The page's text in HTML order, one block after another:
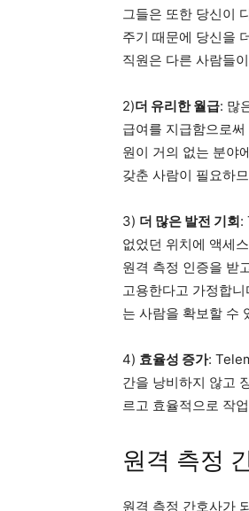
그들은 또한 당신이
주기 때문에 당신을
직원은 다른 사람들
2)더 유리한 월급: 많
급여를 지급함으로
원이 거의 없는 분야
갖춘 사람이 필요하
3) 더 많은 발전 기회:
없었던 위치에 액세
원격 측정 인증을 받
고용한다고 가정합
는 사람을 확보할 수
4) 효율성 증가:
간을 낭비하지 않고
르고 효율적으로 작
원격 측정
원격 측정 간호사가